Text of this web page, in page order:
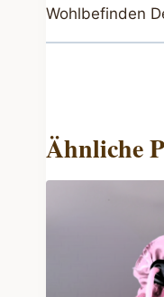
Wohlbefinden
Ähnliche